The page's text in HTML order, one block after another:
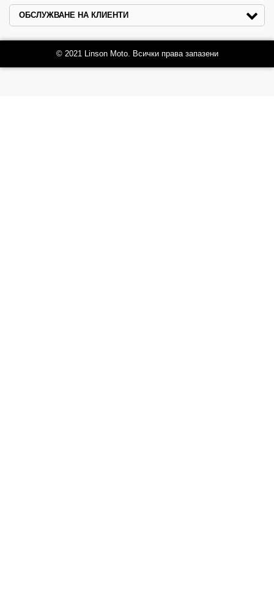
ОБСЛУЖВАНЕ НА КЛИЕНТИ
© 2021 Linson Moto. Всички права запазени